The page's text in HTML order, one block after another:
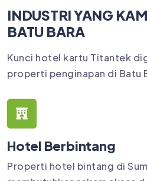
INDUSTRI YANG
BATU BARA
Kunci hotel kartu Titantek
properti penginapan di Batu
Hotel Berbintang
Properti hotel bintang di